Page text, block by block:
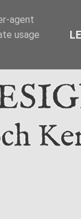
agent
usage